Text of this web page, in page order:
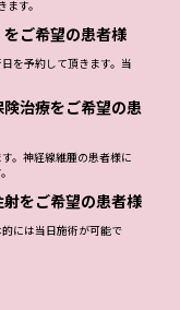
す。
ご希望の患者様
を予約して頂きます。当
治療をご希望の患
。神経線維腫の患者様に
をご希望の患者様
には当日施術が可能で